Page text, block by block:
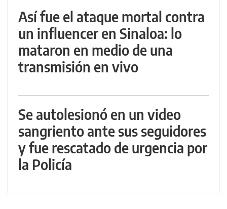
Así fue el ataque mortal contra
un influencer en Sinaloa: lo
mataron en medio de una
transmisión en vivo
Se autolesionó en un video
sangriento ante sus seguidores
y fue rescatado de urgencia por
la Policía